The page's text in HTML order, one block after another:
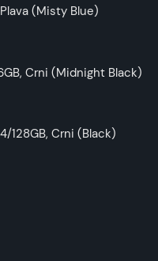
i besprekornim
da svoju umetnost
(Misty Blue)
Crni (Midnight Black)
128GB, Crni (Black)